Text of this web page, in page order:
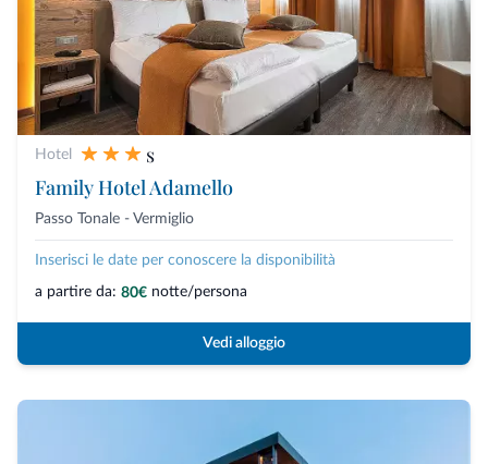
Hotel
s
Family Hotel Adamello
Passo Tonale - Vermiglio
Inserisci le date per conoscere la disponibilità
a partire da: 80€ notte/persona
Vedi alloggio